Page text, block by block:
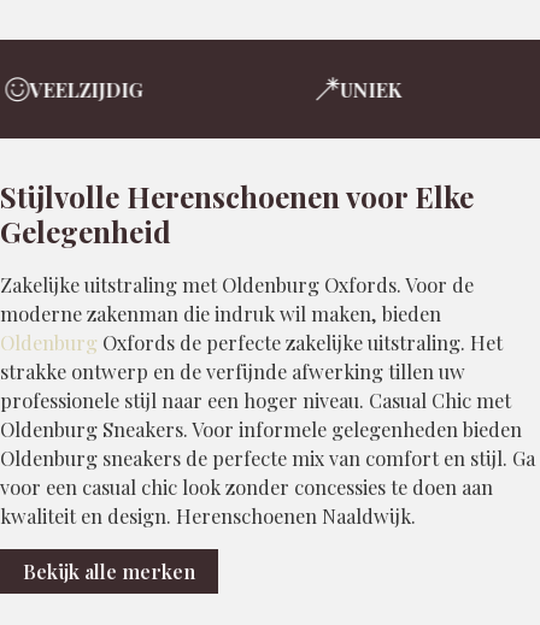
UNIEK
Stijlvolle Herenschoenen voor Elke
Gelegenheid
Zakelijke uitstraling met Oldenburg Oxfords. Voor de
moderne zakenman die indruk wil maken, bieden
Oldenburg Oxfords de perfecte zakelijke uitstraling. Het
strakke ontwerp en de verfijnde afwerking tillen uw
professionele stijl naar een hoger niveau. Casual Chic met
Oldenburg Sneakers. Voor informele gelegenheden bieden
Oldenburg sneakers de perfecte mix van comfort en stijl. Ga
voor een casual chic look zonder concessies te doen aan
kwaliteit en design. Herenschoenen Naaldwijk.
Bekijk alle merken